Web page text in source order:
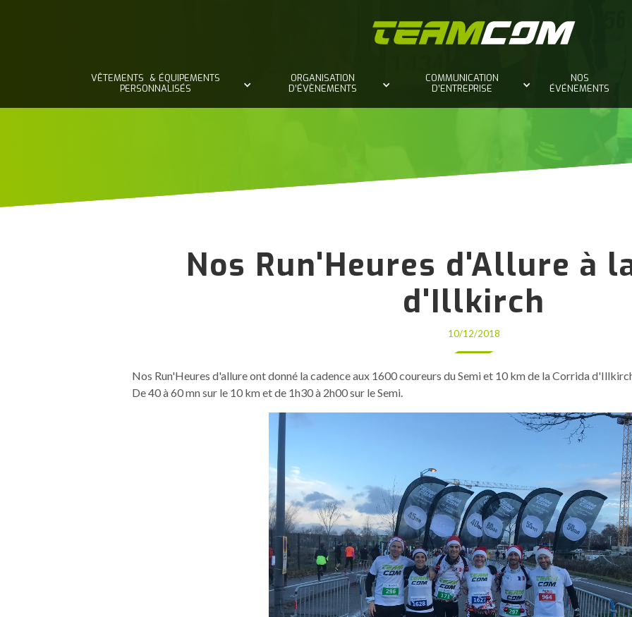
VÊTEMENTS & ÉQUIPEMENTS
PERSONNALISÉS
ORGANISATION
D’ÉVÈNEMENTS
COMMUNICATION
D’ENTREPRISE
NOS
ÉVÉNEMENTS
Nos Run'Heures d'Allure à
d'Illkirch
10/12/2018
Nos Run'Heures d'allure ont donné la cadence aux 1600 coureurs du Semi et 10 km de la Corrida
De 40 à 60 mn sur le 10 km et de 1h30 à 2h00 sur le Semi.